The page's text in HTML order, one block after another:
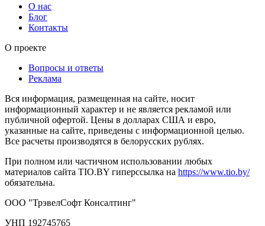
О нас
Блог
Контакты
О проекте
Вопросы и ответы
Реклама
Вся информация, размещенная на сайте, носит
информационный характер и не является рекламой или
публичной офертой. Цены в долларах США и евро,
указанные на сайте, приведены с информационной целью.
Все расчеты производятся в белорусских рублях.
При полном или частичном использовании любых
материалов сайта TIO.BY гиперссылка на https://www.tio.by/
обязательна.
ООО "ТрэвелСофт Консалтинг"
УНП 192745765